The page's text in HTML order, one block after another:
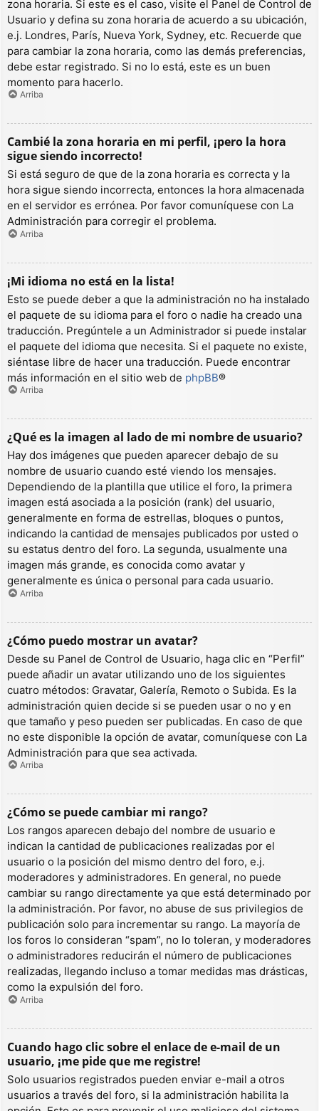
zona horaria. Si este es el caso, visite el Panel de Control de
Usuario y defina su zona horaria de acuerdo a su ubicación,
e.j. Londres, París, Nueva York, Sydney, etc. Recuerde que
para cambiar la zona horaria, como las demás preferencias,
debe estar registrado. Si no lo está, este es un buen
momento para hacerlo.
Arriba
Cambié la zona horaria en mi perfil, ¡pero la hora
sigue siendo incorrecto!
Si está seguro de que de la zona horaria es correcta y la
hora sigue siendo incorrecta, entonces la hora almacenada
en el servidor es errónea. Por favor comuníquese con La
Administración para corregir el problema.
Arriba
¡Mi idioma no está en la lista!
Esto se puede deber a que la administración no ha instalado
el paquete de su idioma para el foro o nadie ha creado una
traducción. Pregúntele a un Administrador si puede instalar
el paquete del idioma que necesita. Si el paquete no existe,
siéntase libre de hacer una traducción. Puede encontrar
más información en el sitio web de phpBB®
Arriba
¿Qué es la imagen al lado de mi nombre de usuario?
Hay dos imágenes que pueden aparecer debajo de su
nombre de usuario cuando esté viendo los mensajes.
Dependiendo de la plantilla que utilice el foro, la primera
imagen está asociada a la posición (rank) del usuario,
generalmente en forma de estrellas, bloques o puntos,
indicando la cantidad de mensajes publicados por usted o
su estatus dentro del foro. La segunda, usualmente una
imagen más grande, es conocida como avatar y
generalmente es única o personal para cada usuario.
Arriba
¿Cómo puedo mostrar un avatar?
Desde su Panel de Control de Usuario, haga clic en “Perfil”
puede añadir un avatar utilizando uno de los siguientes
cuatro métodos: Gravatar, Galería, Remoto o Subida. Es la
administración quien decide si se pueden usar o no y en
que tamaño y peso pueden ser publicadas. En caso de que
no este disponible la opción de avatar, comuníquese con La
Administración para que sea activada.
Arriba
¿Cómo se puede cambiar mi rango?
Los rangos aparecen debajo del nombre de usuario e
indican la cantidad de publicaciones realizadas por el
usuario o la posición del mismo dentro del foro, e.j.
moderadores y administradores. En general, no puede
cambiar su rango directamente ya que está determinado por
la administración. Por favor, no abuse de sus privilegios de
publicación solo para incrementar su rango. La mayoría de
los foros lo consideran “spam”, no lo toleran, y moderadores
o administradores reducirán el número de publicaciones
realizadas, llegando incluso a tomar medidas mas drásticas,
como la expulsión del foro.
Arriba
Cuando hago clic sobre el enlace de e-mail de un
usuario, ¡me pide que me registre!
Solo usuarios registrados pueden enviar e-mail a otros
usuarios a través del foro, si la administración habilita la